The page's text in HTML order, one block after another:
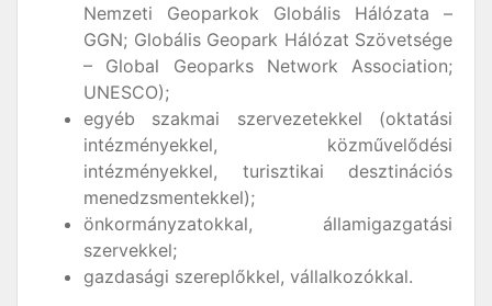
Nemzeti Geoparkok Globális Hálózata –
GGN; Globális Geopark Hálózat Szövetsége
– Global Geoparks Network Association;
UNESCO);
egyéb szakmai szervezetekkel (oktatási
intézményekkel, közművelődési
intézményekkel, turisztikai desztinációs
menedzsmentekkel);
önkormányzatokkal, államigazgatási
szervekkel;
gazdasági szereplőkkel, vállalkozókkal.